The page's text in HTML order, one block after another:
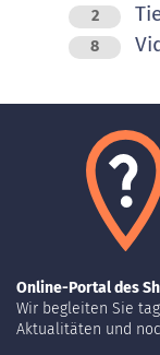
2
8
Online-Portal des
Wir begleiten Sie
Aktualitäten und